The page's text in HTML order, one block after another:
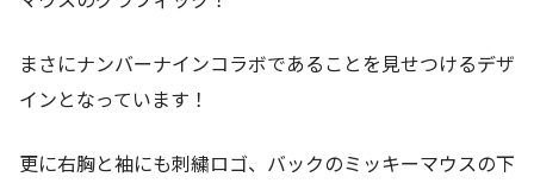
まさにナンバーナインコラボであることを見せつけるデザ
インとなっています！
更に右胸と袖にも刺繍ロゴ、バックのミッキーマウスの下